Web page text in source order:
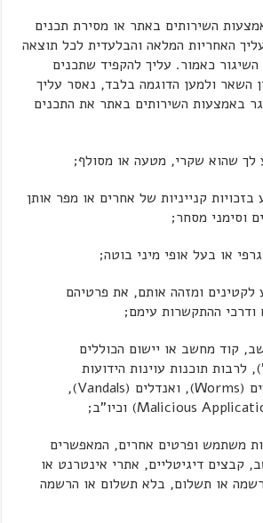
השירותים באתר או מסירת תכנים
האחריות המלאה והבלעדית לכל תוצאה
כאמור. עליך להקפיד שתכנים
השאר ולמען הדוגמה בלבד, נאסר עליך
באמצעות השירותים באתר את התכנים
שהוא שקרי, מטעה או מסולף;
קנייניות של אחרים או מפר אותן
וסימני מסחר;
או בעל אופי מיני בוטה;
ומזהה אותם, את פרטיהם
ודרכי ההתקשרות עימם;
מחשב או יישום הכוללים
לרבות תוכנות עוינות הידועות
כסוס-טרויאני, תולעים (Worms), ואנדלים (Vandals),
ופרטים אחרים, המאפשרים
קבצים דיגיטליים, אתרי אינטרנט או
או תשלום, בלא תשלום או הרשמה